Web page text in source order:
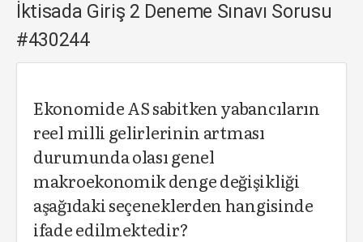
İktisada Giriş 2 Deneme Sınavı Sorusu
#430244
Ekonomide AS sabitken yabancıların
reel milli gelirlerinin artması
durumunda olası genel
makroekonomik denge değişikliği
aşağıdaki seçeneklerden hangisinde
ifade edilmektedir?